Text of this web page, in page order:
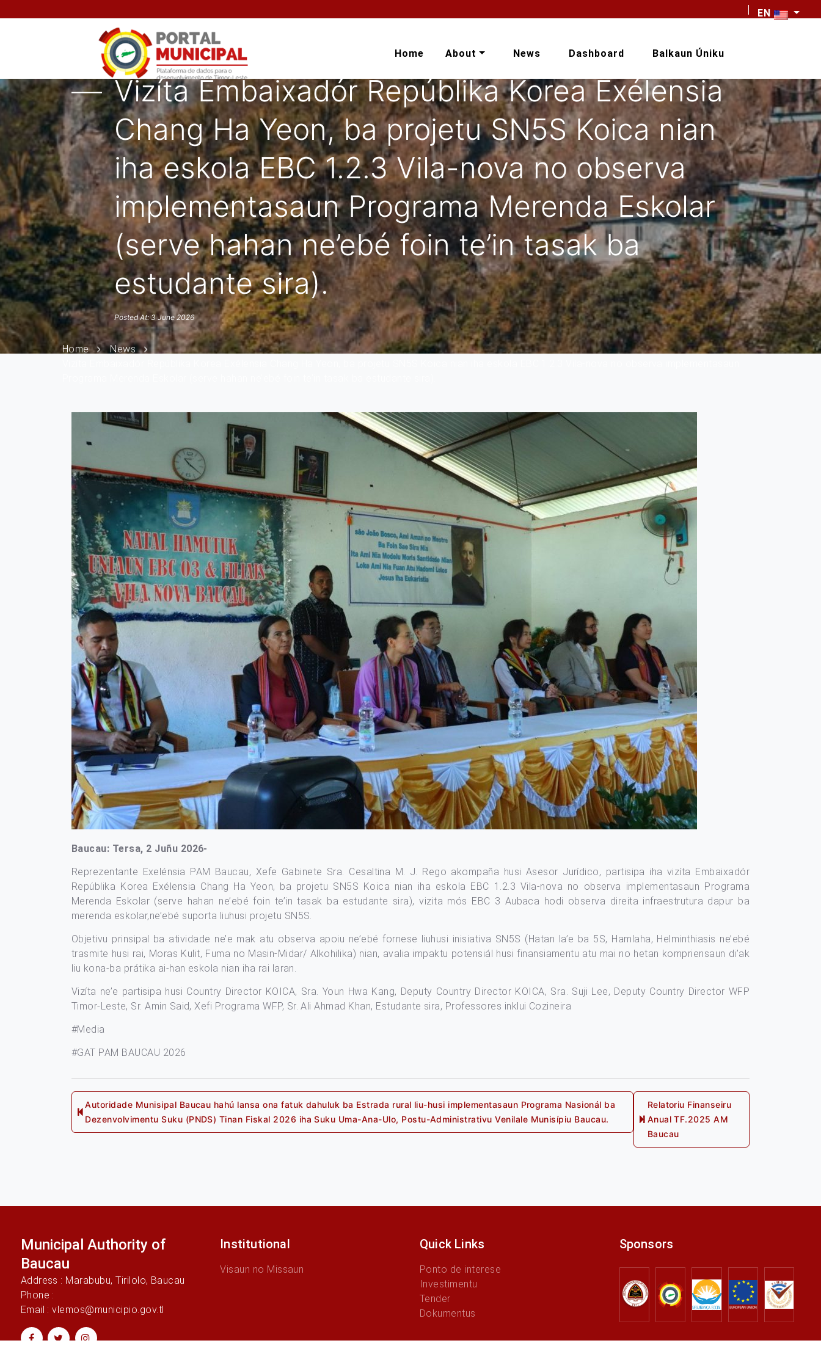
EN
Home About News Dashboard Balkaun Úniku
Vizíta Embaixadór Repúblika Korea Exélensia
Chang Ha Yeon, ba projetu SN5S Koica nian
iha eskola EBC 1.2.3 Vila-nova no observa
implementasaun Programa Merenda Eskolar
(serve hahan ne’ebé foin te’in tasak ba
estudante sira).
Posted At: 3 June 2026
Home
News
Baucau: Tersa, 2 Juñu 2026-
Reprezentante Exelénsia PAM Baucau, Xefe Gabinete Sra. Cesaltina M. J. Rego akompaña husi Asesor Jurídico, partisipa iha vizíta Embaixadór
Repúblika Korea Exélensia Chang Ha Yeon, ba projetu SN5S Koica nian iha eskola EBC 1.2.3 Vila-nova no observa implementasaun Programa
Merenda Eskolar (serve hahan ne’ebé foin te’in tasak ba estudante sira), vizita mós EBC 3 Aubaca hodi observa direita infraestrutura dapur ba
merenda eskolar,ne’ebé suporta liuhusi projetu SN5S.
Objetivu prinsipal ba atividade ne’e mak atu observa apoiu ne’ebé fornese liuhusi inisiativa SN5S (Hatan la’e ba 5S, Hamlaha, Helminthiasis ne’ebé
trasmite husi rai, Moras Kulit, Fuma no Masin-Midar/ Alkohilika) nian, avalia impaktu potensiál husi finansiamentu atu mai no hetan kompriensaun di’ak
liu kona-ba prátika ai-han eskola nian iha rai laran.
Vizíta ne’e partisipa husi Country Director KOICA, Sra. Youn Hwa Kang, Deputy Country Director KOICA, Sra. Suji Lee, Deputy Country Director WFP
Timor-Leste, Sr. Amin Said, Xefi Programa WFP, Sr. Ali Ahmad Khan, Estudante sira, Professores inklui Cozineira
#Media
#GAT PAM BAUCAU 2026
Post
Previous
post:
Autoridade Munisipal Baucau hahú lansa ona fatuk dahuluk ba Estrada rural liu-husi implementasaun Programa Nasionál ba
Dezenvolvimentu Suku (PNDS) Tinan Fiskal 2026 iha Suku Uma-Ana-Ulo, Postu-Administrativu Venilale Munisípiu Baucau.
Next
Relatoriu Finanseiru
Anual TF.2025 AM
Baucau
Municipal Authority of
Baucau
Address : Marabubu, Tirilolo, Baucau
Phone :
Email : vlemos@municipio.gov.tl
Institutional
Visaun no Missaun
Quick Links
Ponto de interese
Investimentu
Tender
Dokumentus
Sponsors